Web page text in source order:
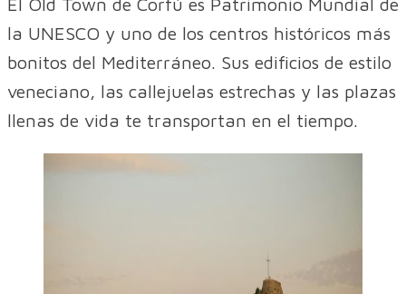
El Old Town de Corfú es Patrimonio Mundial de
la UNESCO y uno de los centros históricos más
bonitos del Mediterráneo. Sus edificios de estilo
veneciano, las callejuelas estrechas y las plazas
llenas de vida te transportan en el tiempo.